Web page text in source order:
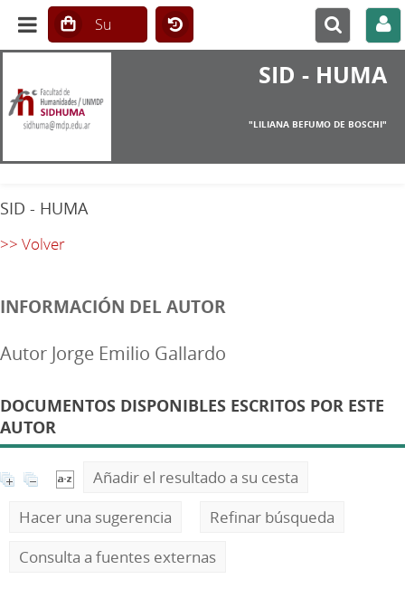
SID - HUMA
"LILIANA BEFUMO DE BOSCHI"
SID - HUMA
>> Volver
INFORMACIÓN DEL AUTOR
Autor Jorge Emilio Gallardo
DOCUMENTOS DISPONIBLES ESCRITOS POR ESTE
AUTOR
Añadir el resultado a su cesta
Hacer una sugerencia
Refinar búsqueda
Consulta a fuentes externas